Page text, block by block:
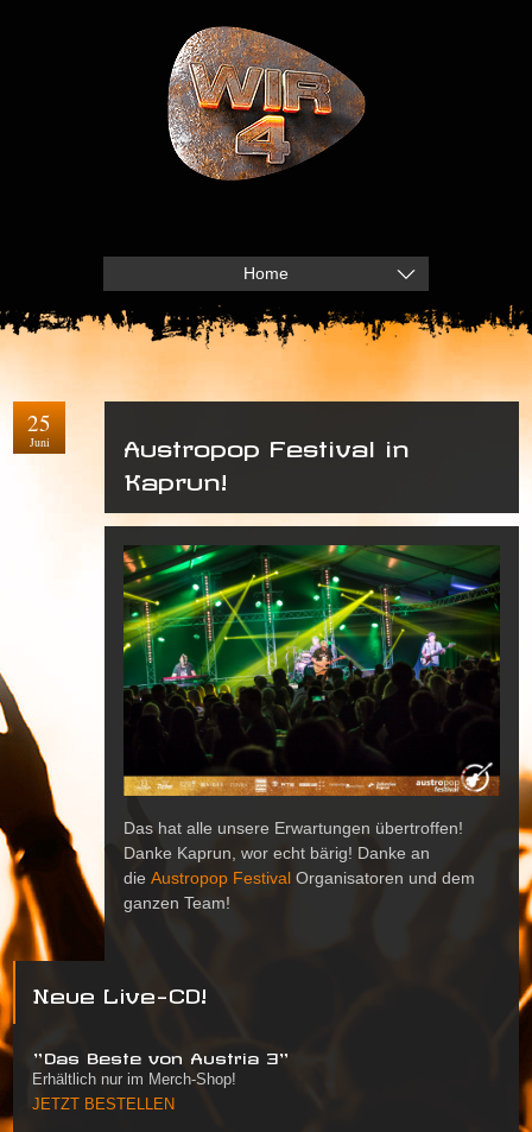
Home
25
Juni
Austropop Festival in
Kaprun!
Das hat alle unsere Erwartungen übertroffen!
Danke Kaprun, wor echt bärig! Danke an
die Austropop Festival Organisatoren und dem
ganzen Team!
Neue Live-CD!
"Das Beste von Austria 3"
Erhältlich nur im Merch-Shop!
JETZT BESTELLEN